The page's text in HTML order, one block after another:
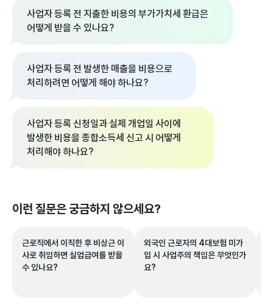
사업자 등록 전 지출한 비용의 부가가치세 환급은
어떻게 받을 수 있나요?
사업자 등록 전 발생한 매출을 비용으로
처리하려면 어떻게 해야 하나요?
사업자 등록 신청일과 실제 개업일 사이에
발생한 비용을 종합소득세 신고 시 어떻게
처리해야 하나요?
이런 질문은 궁금하지 않으세요?
근로직에서 이직한 후 비상근 이
사로 취임하면 실업급여를 받을
수 있나요?
외국인 근로자의 4대보험 미가
입 시 사업주의 책임은 무엇인가
요?